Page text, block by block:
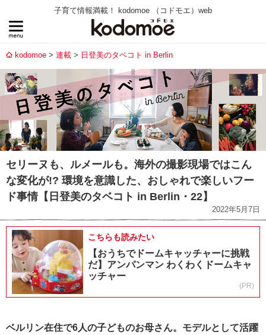
子育て情報満載！ kodomoe （コドモエ）web
kodomoe 連載 日登美のタベコト in Berlin
セリーヌも、ルメールも。海外の撮影現場ではこん
な変化が!? 環境を意識した、おしゃれで楽しいフー
ド事情【日登美のタベコト in Berlin・22】
2022年5月7日
こちらも読みたい
【おうちでドームキャッチャーに挑戦
だ】アンパンマン わくわくドームキャ
ッチャー
(PR)
ベルリン在住で6人の子どものお母さん。モデルとして活躍